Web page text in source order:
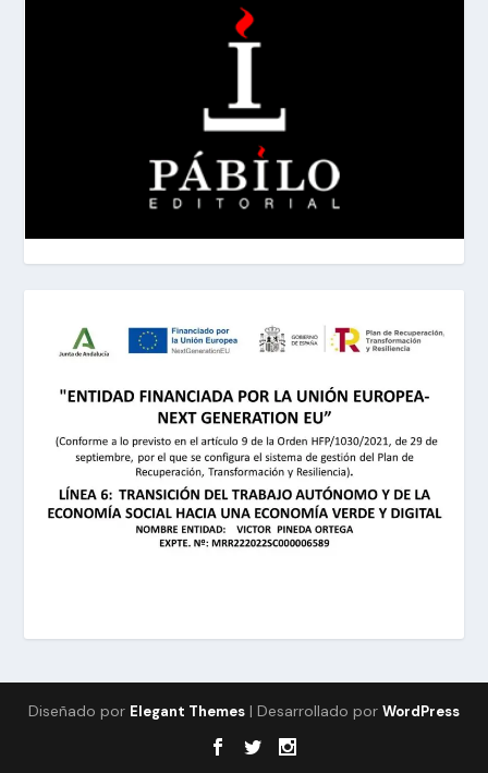
Diseñado por Elegant Themes | Desarrollado por WordPress